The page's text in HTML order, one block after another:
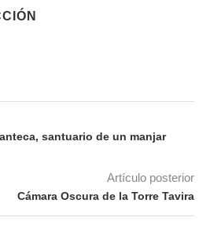
santuario de un manjar
Artículo posterior
Cámara Oscura de la Torre Tavira